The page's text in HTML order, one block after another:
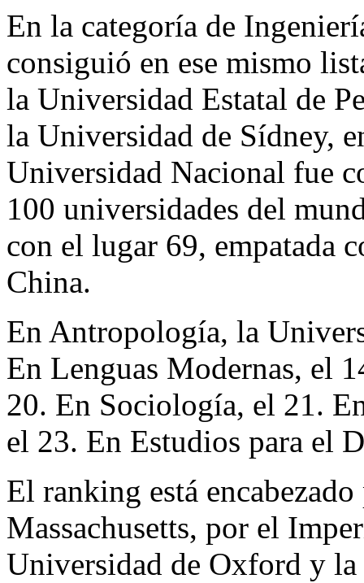
En la categoría de
consiguió en ese mismo
la Universidad Estatal de
la Universidad de Sídney,
Universidad Nacional fue
100 universidades del
con el lugar 69, empatada
China.
En Antropología, la
En Lenguas Modernas, el
20. En Sociología, el 21.
el 23. En Estudios para el
El ranking está
Massachusetts, por el
Universidad de Oxford y